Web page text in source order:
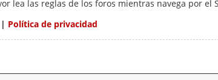
lea las reglas de los foros mientras navega por el
| Política de privacidad